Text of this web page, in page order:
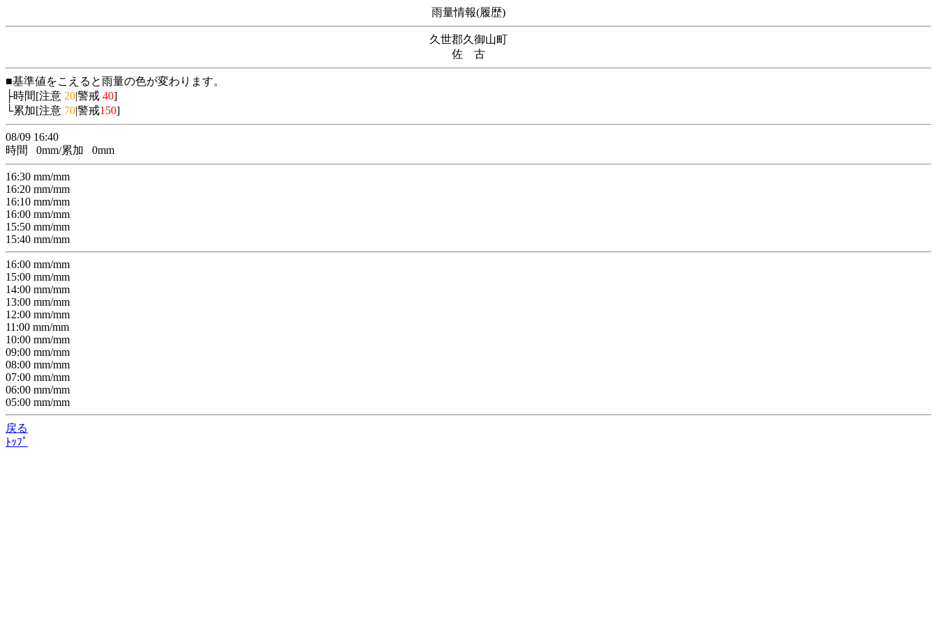
雨量情報(履歴)
久世郡久御山町
佐 古
■基準値をこえると雨量の色が変わります。
├時間[注意 20|警戒 40]
└累加[注意 70|警戒150]
08/09 16:40
時間
0mm/累加 0mm
16:30 mm/mm
16:20 mm/mm
16:10 mm/mm
16:00 mm/mm
15:50 mm/mm
15:40 mm/mm
16:00 mm/mm
15:00 mm/mm
14:00 mm/mm
13:00 mm/mm
12:00 mm/mm
11:00 mm/mm
10:00 mm/mm
09:00 mm/mm
08:00 mm/mm
07:00 mm/mm
06:00 mm/mm
05:00 mm/mm
戻る
ﾄｯﾌﾟ